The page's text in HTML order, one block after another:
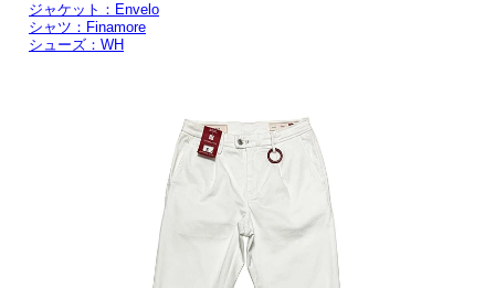
ジャケット：Envelo
シャツ：Finamore
シューズ：WH